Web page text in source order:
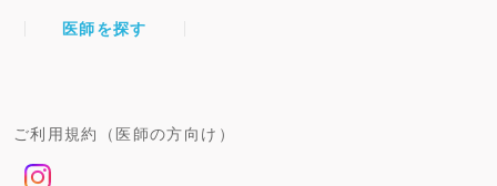
医師を探す
ご利用規約（医師の方向け）